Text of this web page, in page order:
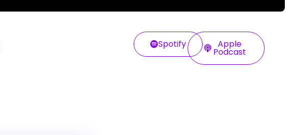
Spotify Apple
Podcast